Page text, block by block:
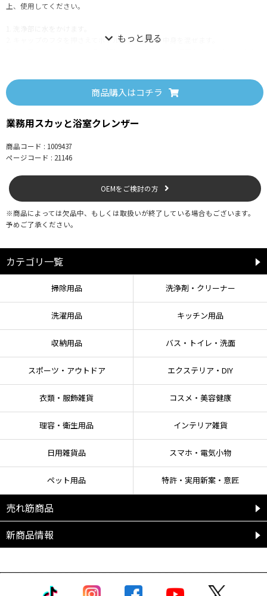
上、使用してください。
2. キャップのフタを押さえてボトルをよく振り、中身を混ぜます。
※柔らかめのスポンジを使用した場合、本液が吸収されてしまい効果が得られ
ない場合があります。
4. 水をかけながら、布またはスポンジで十分にすすぎます。
※汚れが残った場合は繰り返し洗浄します。
●他の洗剤製品とは併用・混合はしない。
●必ず換気をよくして使用する。
●手荒れの気になる方や長時間使用する場合は、ゴム手袋を使用する。
●表面コーティングを施してある箇所には使用しない。
●材質や使用方法によっては表面にこすり跡や細かいキズが付く可能性がある
い。
●強くこすったり、繰り返し同じ場所をこすり過ぎると、キズが付くことがあ
る。 ツヤ、光沢を必要とするものや、印字面、塗装面、コーティング加工部等
●本液をつけたまま長時間放置せず、速やかに洗い流すか拭き取る。
●使用後は手を洗う。
●開封後はなるべく早く使い切る。
●高温多湿の場所、直射日光に当たる場所を避け、冷暗所に保管する。
●子供の手の届くところに置かない。
●必ずフタを閉めて保管する。
【応急処置】
●目に入った場合は、こすらず直ぐに流水で15分以上洗い流し、速やかに眼科
医の診察を受ける。
●皮膚に付いた場合は、水で十分洗い流す。
●いずれの場合も異常がある場合は、本品を持参し、医師の診断を受ける。
商品購入はコチラ
業務用スカッと浴室クレンザー
商品コード : 1009437
ページコード : 21146
OEMをご検討の方
※商品によっては欠品中、もしくは取扱いが終了している場合もございます。
予めご了承ください。
カテゴリ一覧
掃除用品 洗浄剤・クリーナー
洗濯用品 キッチン用品
収納用品 バス・トイレ・洗面
スポーツ・アウトドア エクステリア・DIY
衣類・服飾雑貨 コスメ・美容健康
理容・衛生用品 インテリア雑貨
日用雑貨品 スマホ・電気小物
ペット用品 特許・実用新案・意匠
売れ筋商品
新商品情報